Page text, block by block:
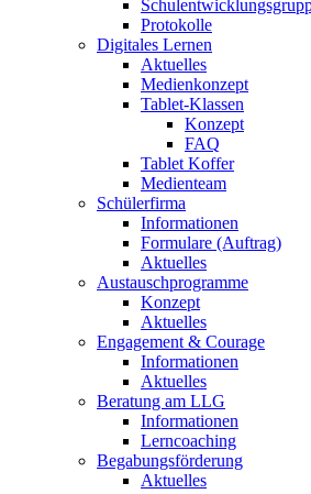
Protokolle
Digitales Lernen
Aktuelles
Medienkonzept
Tablet-Klassen
Konzept
FAQ
Tablet Koffer
Medienteam
Schülerfirma
Informationen
Formulare (Auftrag)
Aktuelles
Austauschprogramme
Konzept
Aktuelles
Engagement & Courage
Informationen
Aktuelles
Beratung am LLG
Informationen
Lerncoaching
Begabungsförderung
Aktuelles